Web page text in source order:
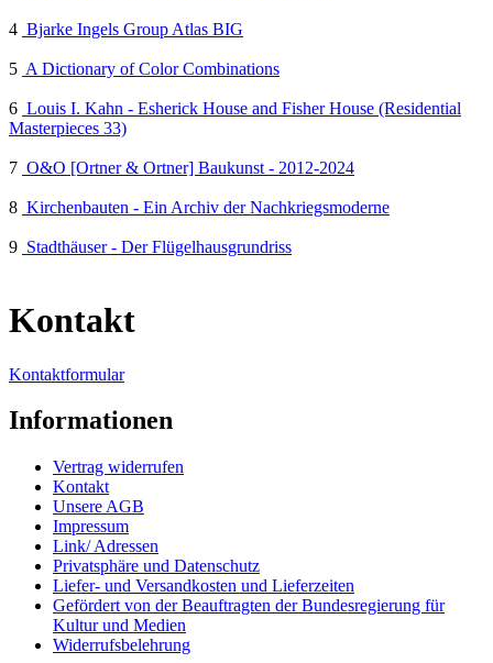
4 Bjarke Ingels Group Atlas BIG
5 A Dictionary of Color Combinations
6 Louis I. Kahn - Esherick House and Fisher House (Residential
Masterpieces 33)
7 O&O [Ortner & Ortner] Baukunst - 2012-2024
8 Kirchenbauten - Ein Archiv der Nachkriegsmoderne
9 Stadthäuser - Der Flügelhausgrundriss
Kontakt
Kontaktformular
Informationen
Vertrag widerrufen
Kontakt
Unsere AGB
Impressum
Link/ Adressen
Privatsphäre und Datenschutz
Liefer- und Versandkosten und Lieferzeiten
Gefördert von der Beauftragten der Bundesregierung für
Kultur und Medien
Widerrufsbelehrung